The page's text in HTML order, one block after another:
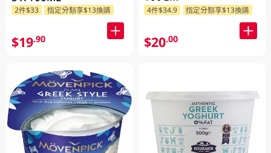
2件$33 指定分類享$13換購
$19.90
4件$34.9 指定分類享$13換購
$20.00